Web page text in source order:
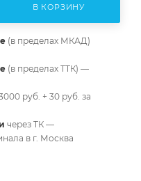
В КОРЗИНУ
(в пределах МКАД)
(в пределах ТТК) —
руб. + 30 руб. за
через ТК —
в г. Москва